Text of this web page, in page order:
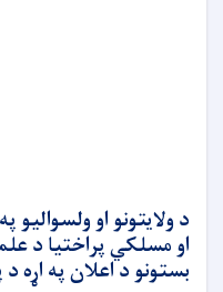
د ولایتونو او
بستونو د اعلان په اړه